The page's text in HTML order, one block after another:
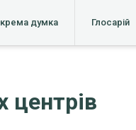
думка Глосарій
центрів